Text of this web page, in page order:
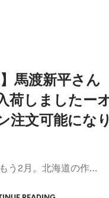
馬渡新平さん
荷しましたー
注文可能になり
う2月。北海道の作…